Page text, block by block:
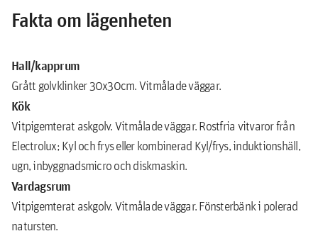
Fakta om lägenheten
Hall/kapprum
Grått golvklinker 30x30cm. Vitmålade väggar.
Kök
Vitpigemterat askgolv. Vitmålade väggar. Rostfria vitvaror från
Electrolux; Kyl och frys eller kombinerad Kyl/frys, induktionshäll,
ugn, inbyggnadsmicro och diskmaskin.
Vardagsrum
Vitpigemterat askgolv. Vitmålade väggar. Fönsterbänk i polerad
natursten.